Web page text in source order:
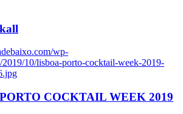
wp-
2019/10/lisboa-porto-cocktail-week-2019-
COCKTAIL WEEK 2019